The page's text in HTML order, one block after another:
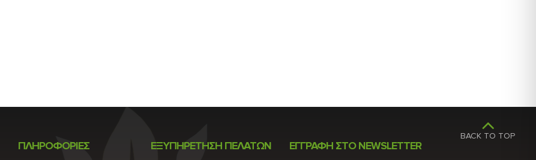
TOP
ΠΛΗΡΟΦΟΡΙΕΣ ΕΞΥΠΗΡΕΤΗΣΗ ΠΕΛΑΤΩΝ ΕΓΓΡΑΦΗ ΣΤΟ NEWSLETTER